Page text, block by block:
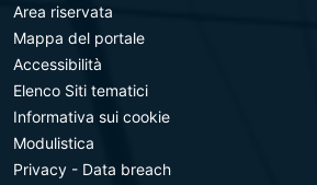
Area riservata
Mappa del portale
Accessibilità
Elenco Siti tematici
Informativa sui cookie
Modulistica
Privacy - Data breach